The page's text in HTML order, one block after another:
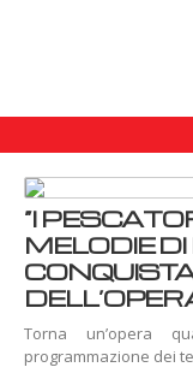
“I
MELODIE
Torna un’opera
programmazione dei